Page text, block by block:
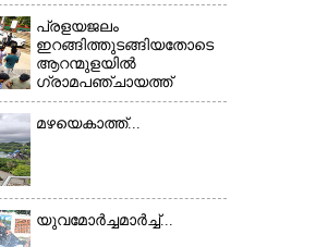
പ്രളയജലം
ഇറങ്ങിത്തുടങ്ങിയതോടെ
ആറന്മുളയിൽ
ഗ്രാമപഞ്ചായത്ത്
പ്രസിഡന്റ് മാരും
അംഗങ്ങളും
മാലിന്യങ്ങളും നീക്കം
ചെയ്യുന്നു.
മഴയെകാത്ത്...
യുവമോർച്ചമാർച്ച്...